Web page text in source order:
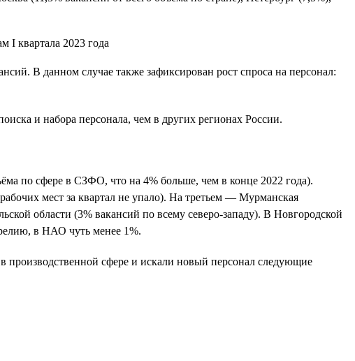
В данном случае также зафиксирован рост спроса на персонал:
и набора персонала, чем в других регионах России.
по сфере в СЗФО, что на 4% больше, чем в конце 2022 года).
мест за квартал не упало). На третьем — Мурманская
области (3% вакансий по всему северо-западу). В Новгородской
в НАО чуть менее 1%.
производственной сфере и искали новый персонал следующие